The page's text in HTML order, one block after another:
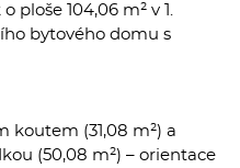
ploše 104,06 m² v 1.
bytového domu s
koutem (31,08 m²) a
(50,08 m²) – orientace